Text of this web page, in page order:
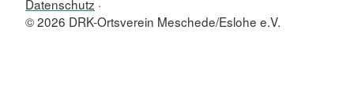
Datenschutz
© 2026 DRK-Ortsverein Meschede/Eslohe e.V.